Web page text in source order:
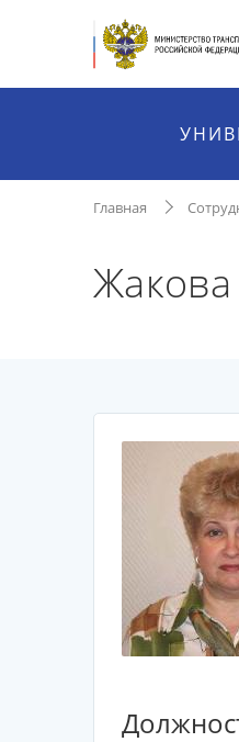
Главная